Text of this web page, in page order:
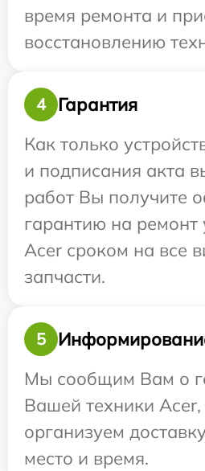
время ремонта и
восстановлению
4
Гарантия
Как только
и подписания акта
работ Вы получите
гарантию на ремонт
Acer сроком на все
запчасти.
5
Мы сообщим Вам о
Вашей техники
организуем
место и время.